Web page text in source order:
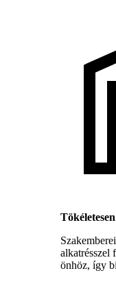
alkatrésszel
önhöz, így